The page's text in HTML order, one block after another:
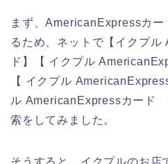
まず、AmericanExpressカ
るため、ネットで【イクプ
ド】【 イクプル
【 イクプル
ル AmericanExpressカード
索をしてみました。